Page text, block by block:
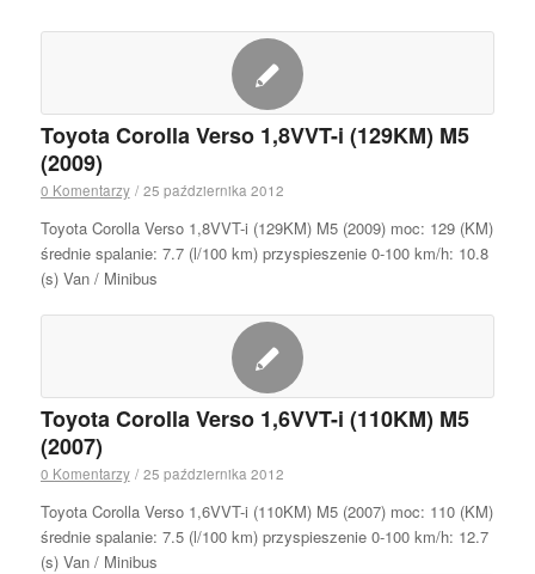
Toyota Corolla Verso 1,8VVT-i (129KM) M5
(2009)
0 Komentarzy / 25 października 2012
Toyota Corolla Verso 1,8VVT-i (129KM) M5 (2009) moc: 129 (KM)
średnie spalanie: 7.7 (l/100 km) przyspieszenie 0-100 km/h: 10.8
(s) Van / Minibus
Toyota Corolla Verso 1,6VVT-i (110KM) M5
(2007)
0 Komentarzy / 25 października 2012
Toyota Corolla Verso 1,6VVT-i (110KM) M5 (2007) moc: 110 (KM)
średnie spalanie: 7.5 (l/100 km) przyspieszenie 0-100 km/h: 12.7
(s) Van / Minibus